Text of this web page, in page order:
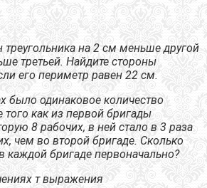
треугольника на 2 см меньше другой
третьей. Найдите стороны
его периметр равен 22 см.
было одинаковое количество
того как из первой бригады
8 рабочих, в ней стало в 3 раза
чем во второй бригаде. Сколько
каждой бригаде первоначально?
т выражения